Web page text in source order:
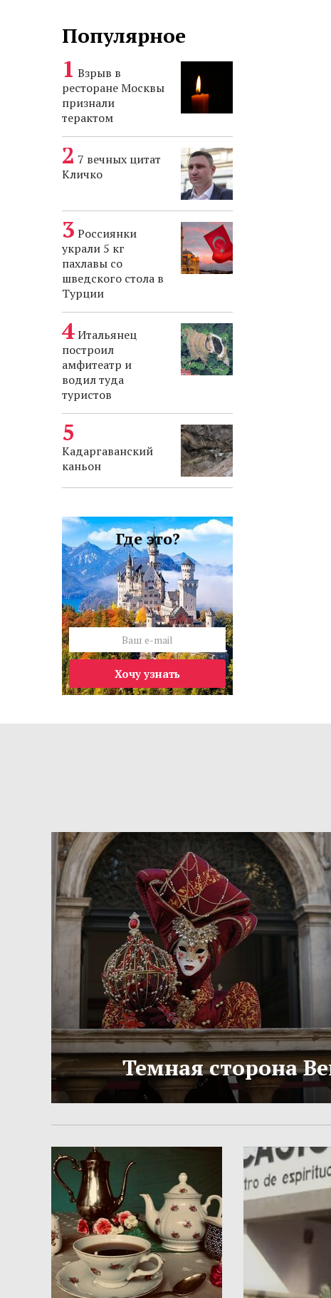
Популярное
Взрыв в
ресторане Москвы
признали
терактом
7 вечных цитат
Кличко
Россиянки
украли 5 кг
пахлавы со
шведского стола в
Турции
Итальянец
построил
амфитеатр и
водил туда
туристов
Кадаргаванский
каньон
Где это?
Хочу узнать
Темная сторона